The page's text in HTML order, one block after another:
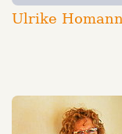
Ulrike Homann